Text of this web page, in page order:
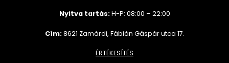
Nyitva tartás:H-P: 08:00 – 22:00
Cím:8621 Zamárdi, Fábián Gáspár utca 17.
ÉRTÉKESÍTÉS